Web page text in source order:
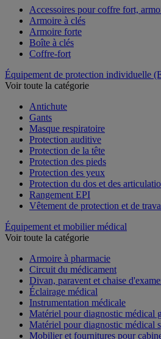
Accessoires pour coffre fort,
Armoire à clés
Armoire forte
Boîte à clés
Coffre-fort
Équipement de protection individuelle
Voir toute la catégorie
Antichute
Gants
Masque respiratoire
Protection auditive
Protection de la tête
Protection des pieds
Protection des yeux
Protection du dos et des
Rangement EPI
Vêtement de protection et de
Équipement et mobilier médical
Voir toute la catégorie
Armoire à pharmacie
Circuit du médicament
Divan, paravent et chaise
Éclairage médical
Instrumentation médicale
Matériel pour diagnostic médical
Matériel pour diagnostic médical
Mobilier et fournitures pour